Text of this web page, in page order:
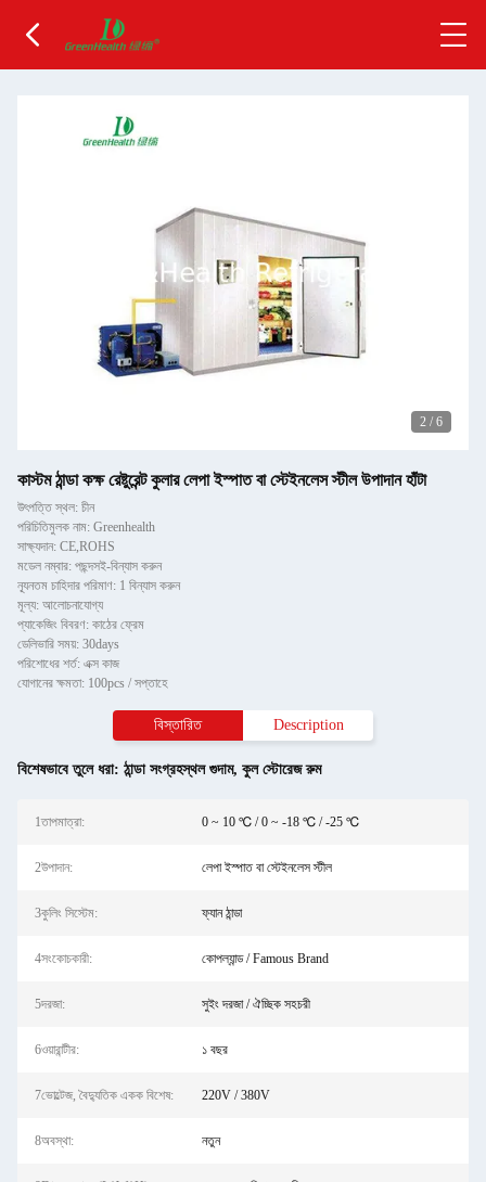
2 / 6
কাস্টম ঠান্ডা কক্ষ রেষ্টুরেন্ট কুলার লেপা ইস্পাত বা স্টেইনলেস স্টীল উপাদান হাঁটা
উৎপত্তি স্থল: চীন
পরিচিতিমুলক নাম: Greenhealth
সাক্ষ্যদান: CE,ROHS
মডেল নম্বার: পছন্দসই-বিন্যাস করুন
ন্যূনতম চাহিদার পরিমাণ: 1 বিন্যাস করুন
মূল্য: আলোচনাযোগ্য
প্যাকেজিং বিবরণ: কাঠের ফ্রেম
ডেলিভারি সময়: 30days
পরিশোধের শর্ত: এক্স কাজ
যোগানের ক্ষমতা: 100pcs / সপ্তাহে
বিস্তারিত Description
বিশেষভাবে তুলে ধরা: ঠান্ডা সংগ্রহস্থল গুদাম, কুল স্টোরেজ রুম
1তাপমাত্রা: 0 ~ 10 ℃ / 0 ~ -18 ℃ / -25 ℃
2উপাদান: লেপা ইস্পাত বা স্টেইনলেস স্টীল
3কুলিং সিস্টেম: ফ্যান ঠান্ডা
4সংকোচকারী: কোপল্যান্ড / Famous Brand
5দরজা: সুইং দরজা / ঐচ্ছিক সহচরী
6ওয়ারান্টীর: ১ বছর
7ভোল্টেজ, বৈদ্যুতিক একক বিশেষ: 220V / 380V
8অবস্থা: নতুন